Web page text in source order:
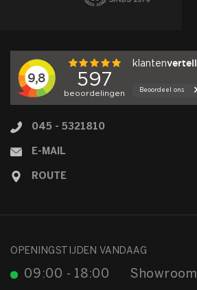
045 - 5321810
E-MAIL
ROUTE
OPENINGSTIJDEN VANDAAG
Showroom
09:00 - 18:00